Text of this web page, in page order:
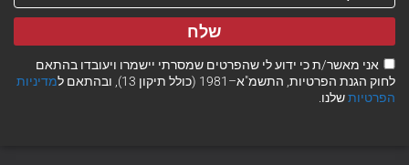
אני מאשר/ת כי ידוע לי שהפרטים שמסרתי יישמרו ויעובדו בהתאם
לחוק הגנת הפרטיות, התשמ"א–1981 (כולל תיקון 13), ובהתאם ל
מדיניות
הפרטיותשלנו.
שלח